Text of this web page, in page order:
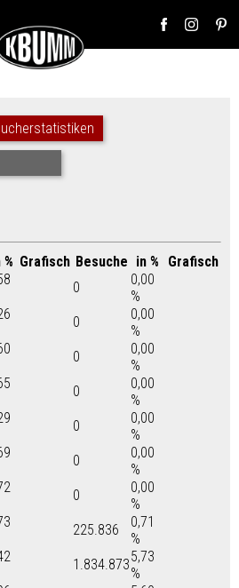
Grafisch Besuche in %
Grafisch
0
0,00
%
0
0,00
%
0
0,00
%
0
0,00
%
0
0,00
%
0
0,00
%
0
0,00
%
225.836
0,71
%
1.834.8735,73
%